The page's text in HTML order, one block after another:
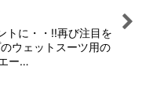
トに・・!!再び注目を
ウェットスーツ用の
ー…